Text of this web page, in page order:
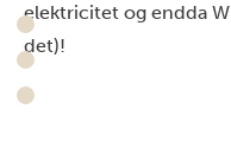
elektricitet og endda
det)!